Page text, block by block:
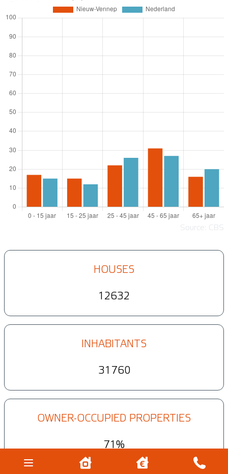
Source: CBS
HOUSES
12632
INHABITANTS
31760
OWNER-OCCUPIED PROPERTIES
71%